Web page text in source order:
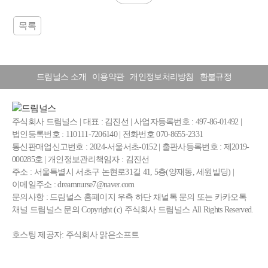
목록
드림널스 소개 이용약관 개인정보처리방침 환불규정
주식회사 드림널스 | 대표 : 김진선 | 사업자등록번호 : 497-86-01492 |
법인등록번호 : 110111-7206140 | 전화번호 070-8655-2331
통신판매업신고번호 : 2024-서울서초-0152 | 출판사등록번호 : 제2019-
000285호 | 개인정보관리책임자 : 김진선
주소 : 서울특별시 서초구 논현로31길 41, 5층(양재동, 세원빌딩) |
이메일주소 : dreamnurse7@naver.com
문의사항 : 드림널스 홈페이지 우측 하단 채널톡 문의 또는 카카오톡
채널 드림널스 문의 Copyright (c) 주식회사 드림널스 All Rights Reserved.
호스팅 제공자: 주식회사 맑은소프트